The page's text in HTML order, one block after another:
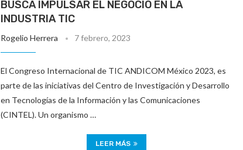
BUSCA IMPULSAR EL NEGOCIO EN LA
INDUSTRIA TIC
Rogelio Herrera 7 febrero, 2023
El Congreso Internacional de TIC ANDICOM México 2023, es
parte de las iniciativas del Centro de Investigación y Desarrollo
en Tecnologías de la Información y las Comunicaciones
(CINTEL). Un organismo …
LEER MÁS